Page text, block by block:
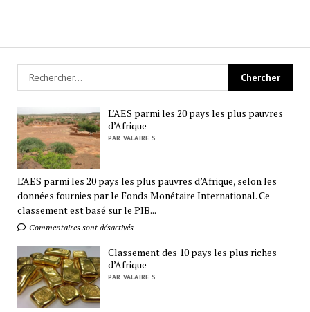
L’AES parmi les 20 pays les plus pauvres
d’Afrique
PAR VALAIRE S
L’AES parmi les 20 pays les plus pauvres d’Afrique, selon les
données fournies par le Fonds Monétaire International. Ce
classement est basé sur le PIB...
Commentaires sont désactivés
Classement des 10 pays les plus riches
d’Afrique
PAR VALAIRE S